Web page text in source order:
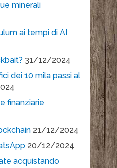
minerali
ai tempi di AI
31/12/2024
dei 10 mila passi al
finanziarie
21/12/2024
20/12/2024
acquistando